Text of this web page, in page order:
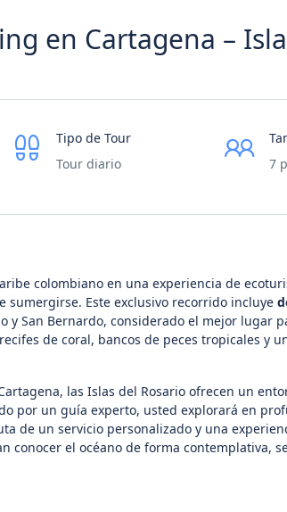
en Cartagena –
Tipo de Tour
Tour diario
7
colombiano en una experiencia de
sumergirse. Este exclusivo recorrido incluye
y San Bernardo, considerado el mejor lugar
de coral, bancos de peces tropicales y
las Islas del Rosario ofrecen un
por un guía experto, usted explorará en
de un servicio personalizado y una
conocer el océano de forma contemplativa,